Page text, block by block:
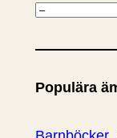
K
t
g
r
Populära